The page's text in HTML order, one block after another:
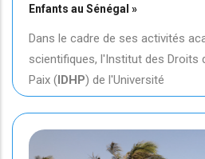
Enfants au Sénégal »
Dans le cadre de ses activités
scientifiques, l'Institut des Droits
Paix (IDHP) de l'Université